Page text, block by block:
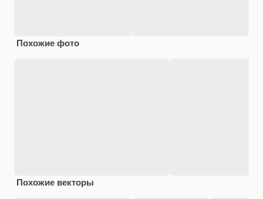
Похожие фото
Похожие векторы